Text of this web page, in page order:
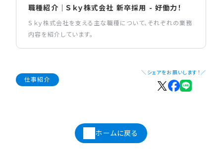
職種紹介｜Ｓｋｙ株式会社 新卒採用 - 好働力！
Ｓｋｙ株式会社を支える主な職種について、それぞれの業務
内容を紹介しています。
仕事紹介
＼シェアをお願いします！／
ホームに戻る